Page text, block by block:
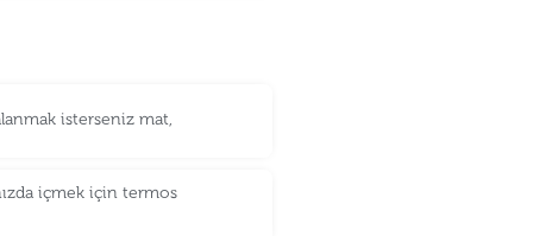
isterseniz mat,
içmek için termos